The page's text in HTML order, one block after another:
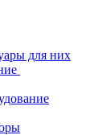
для них